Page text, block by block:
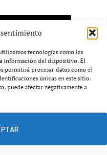
tecnologías como las
información del dispositivo. El
permitirá procesar datos como el
únicas en este sitio.
puede afectar negativamente a